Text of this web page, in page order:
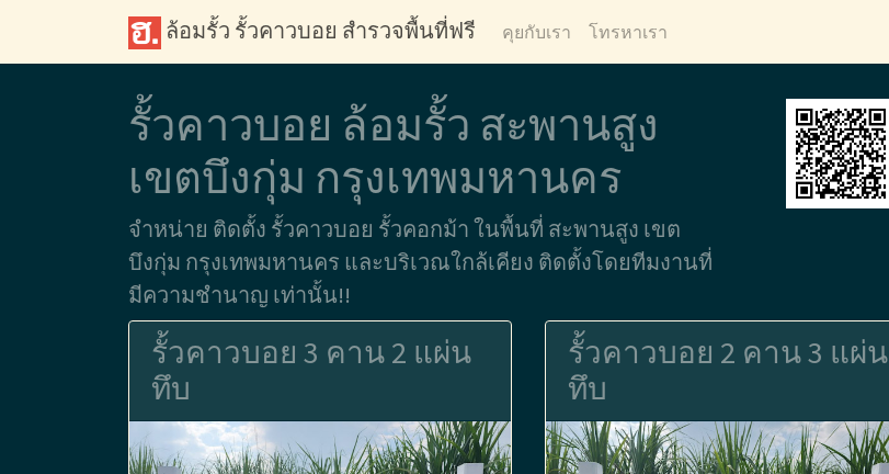
ล้อมรั้ว รั้วคาวบอย สำรวจพื้นที่ฟรี คุยกับเรา โทรหาเรา
รั้วคาวบอย ล้อมรั้ว สะพานสูง
เขตบึงกุ่ม กรุงเทพมหานคร
จำหน่าย ติดตั้ง รั้วคาวบอย รั้วคอกม้า ในพื้นที่ สะพานสูง เขต
บึงกุ่ม กรุงเทพมหานคร และบริเวณใกล้เคียง ติดตั้งโดยทีมงานที่
มีความชำนาญ เท่านั้น!!
รั้วคาวบอย 3 คาน 2 แผ่น
ทึบ
รั้วคาวบอย 2 คาน 3 แผ่น
ทึบ